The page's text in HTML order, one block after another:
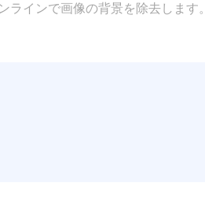
ラインで画像の背景を除去します。